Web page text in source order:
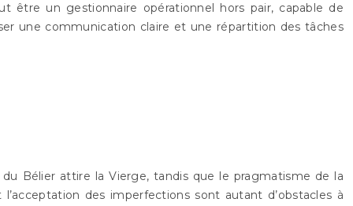
être un gestionnaire opérationnel hors pair, capable de
une communication claire et une répartition des tâches
Bélier attire la Vierge, tandis que le pragmatisme de la
des imperfections sont autant d’obstacles à